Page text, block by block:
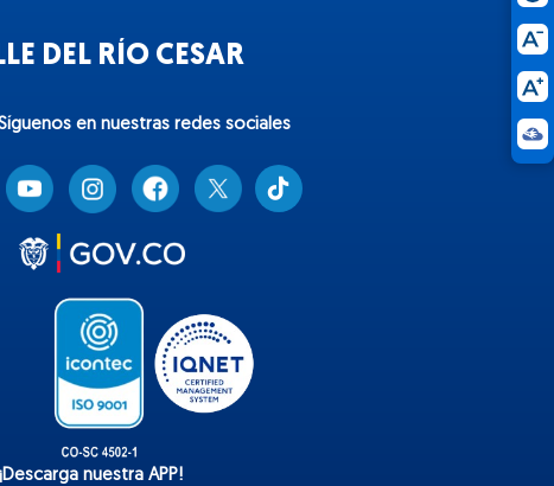
DEL RÍO CESAR
en nuestras redes sociales
T
i
k
¡Descarga nuestra APP!